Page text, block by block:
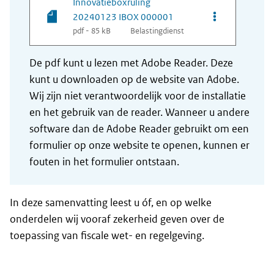
20240123 IBOX 000001
pdf - 85 kB Belastingdienst
Opties van
De pdf kunt u lezen met Adobe Reader. Deze
kunt u downloaden op de website van Adobe.
Wij zijn niet verantwoordelijk voor de installatie
en het gebruik van de reader. Wanneer u andere
software dan de Adobe Reader gebruikt om een
formulier op onze website te openen, kunnen er
fouten in het formulier ontstaan.
In deze samenvatting leest u óf, en op welke
onderdelen wij vooraf zekerheid geven over de
toepassing van fiscale wet- en regelgeving.